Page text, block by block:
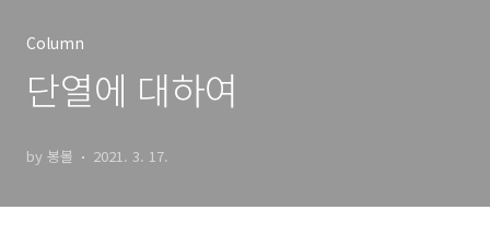
Column
단열에 대하여
by 봉볼 2021. 3. 17.